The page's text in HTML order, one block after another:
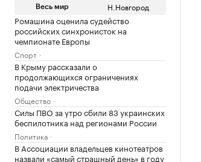
Весь мир Н.Новгород
Ромашина оценила судейство
российских синхронисток на
чемпионате Европы
Спорт
В Крыму рассказали о
продолжающихся ограничениях
подачи электричества
Общество
Силы ПВО за утро сбили 83 украинских
беспилотника над регионами России
Политика
В Ассоциации владельцев кинотеатров
назвали «самый страшный день» в году